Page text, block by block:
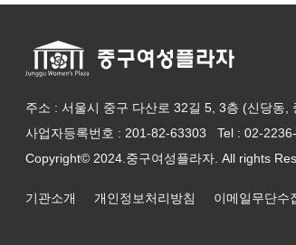
주소 : 서울시 중구 다산로 32길 5, 3층 (신당
사업자등록번호 : 201-82-63303Tel : 02-
Copyright© 2024.중구여성플라자. All rights
기관소개 개인정보처리방침 이메일무단수